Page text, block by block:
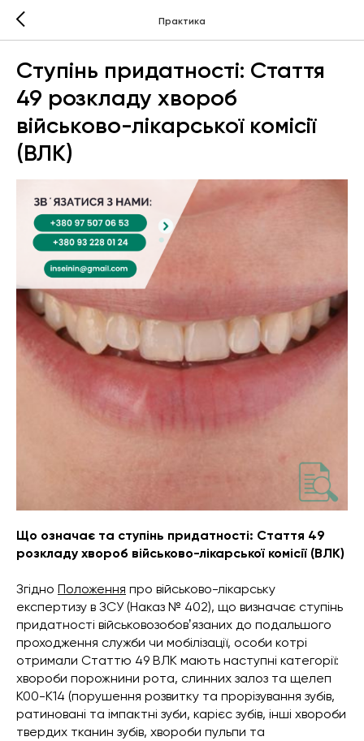
Практика
Ступінь придатності: Стаття
49 розкладу хвороб
військово-лікарської комісії
(ВЛК)
Що означає та ступінь придатності: Стаття 49
розкладу хвороб військово-лікарської комісії (ВЛК)
Згідно Положення про військово-лікарську
експертизу в ЗСУ(Наказ № 402), що визначає ступінь
придатності військовозобовʼязаних до подальшого
проходження служби чи мобілізації, особи котрі
отримали Статтю 49 ВЛК мають наступні категорії:
хвороби порожнини рота, слинних залоз та щелеп
К00-К14 (порушення розвитку та прорізування зубів,
ратиновані та імпактні зуби, карієс зубів, інші хвороби
твердих тканин зубів, хвороби пульпи та